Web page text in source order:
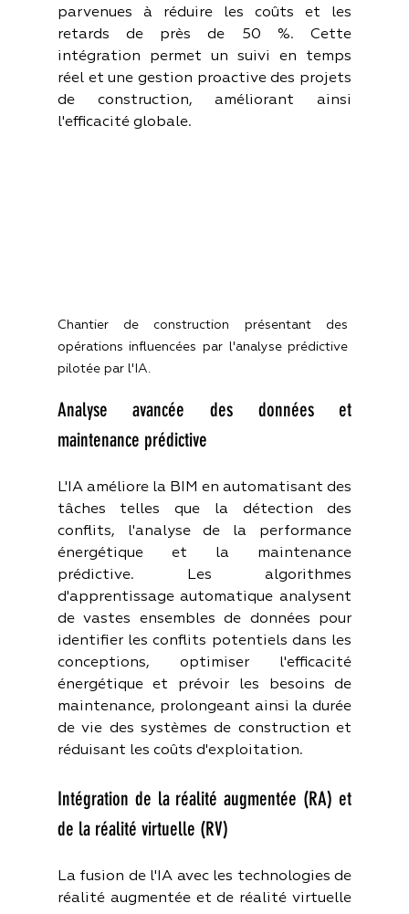
parvenues à réduire les coûts et les
retards de près de 50 %. Cette
intégration permet un suivi en temps
réel et une gestion proactive des projets
de construction, améliorant ainsi
l'efficacité globale.
Chantier de construction présentant des
opérations influencées par l'analyse prédictive
pilotée par l'IA.
Analyse avancée des données et
maintenance prédictive
L'IA améliore la BIM en automatisant des
tâches telles que la détection des
conflits, l'analyse de la performance
énergétique et la maintenance
prédictive. Les algorithmes
d'apprentissage automatique analysent
de vastes ensembles de données pour
identifier les conflits potentiels dans les
conceptions, optimiser l'efficacité
énergétique et prévoir les besoins de
maintenance, prolongeant ainsi la durée
de vie des systèmes de construction et
réduisant les coûts d'exploitation.
Intégration de la réalité augmentée (RA) et
de la réalité virtuelle (RV)
La fusion de l'IA avec les technologies de
réalité augmentée et de réalité virtuelle